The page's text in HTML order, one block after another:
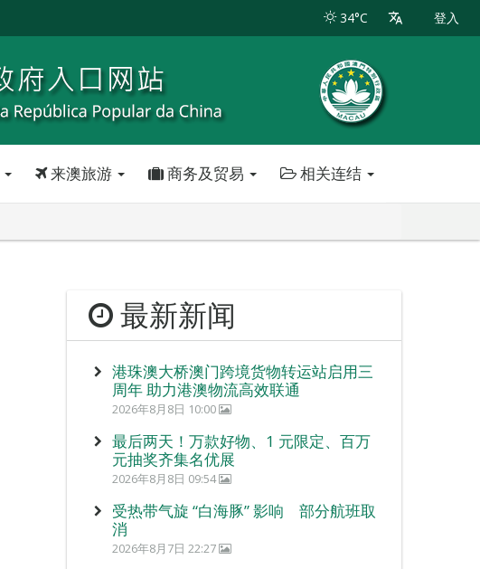
34°C 登入
来澳旅游 商务及贸易 相关连结
最新新闻
港珠澳大桥澳门跨境货物转运站启用三
周年 助力港澳物流高效联通
2026年8月8日 10:00
最后两天！万款好物、1 元限定、百万
元抽奖齐集名优展
2026年8月8日 09:54
受热带气旋 “白海豚” 影响 部分航班取
消
2026年8月7日 22:27